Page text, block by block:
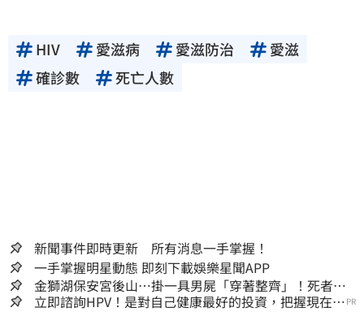
HIV 愛滋病 愛滋防治
愛滋
確診數
死亡人數
新聞事件即時更新 所有消息一手掌握！
一手掌握明星動態 即刻下載娛樂星聞APP
金獅湖保安宮後山…掛一具男屍「穿著整齊」！死者身
份曝
立即諮詢HPV！是對自己健康最好的投資，把握現在不 PR